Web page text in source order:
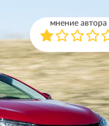
мнение автора